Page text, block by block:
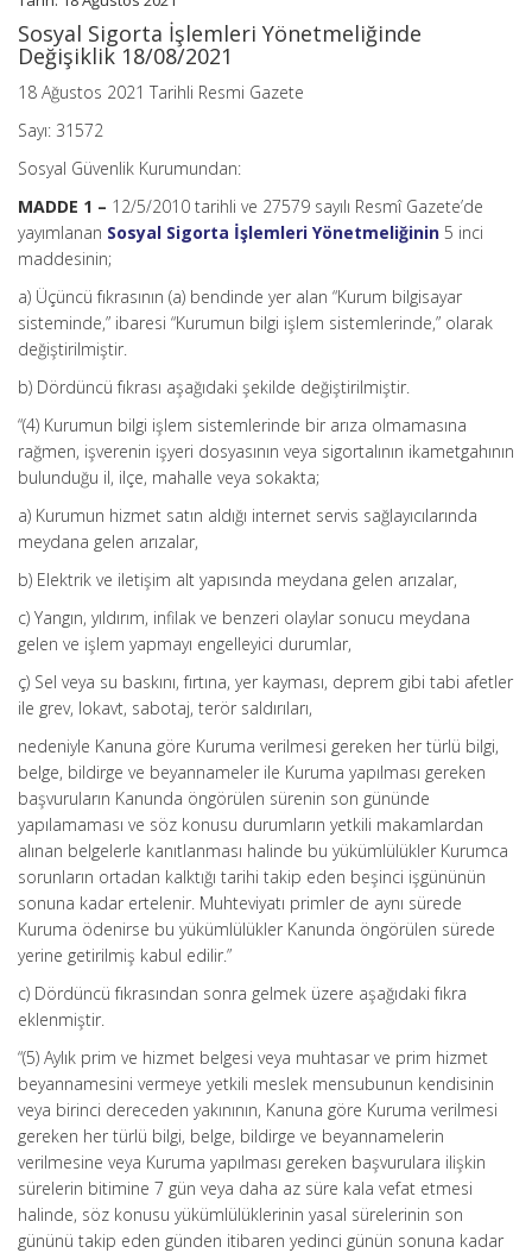
Sosyal Sigorta İşlemleri Yönetmeliğinde
Değişiklik 18/08/2021
18 Ağustos 2021 Tarihli Resmi Gazete
Sayı: 31572
Sosyal Güvenlik Kurumundan:
MADDE 1 – 12/5/2010 tarihli ve 27579 sayılı Resmî Gazete’de
yayımlanan Sosyal Sigorta İşlemleri Yönetmeliğinin 5 inci
maddesinin;
a) Üçüncü fıkrasının (a) bendinde yer alan “Kurum bilgisayar
sisteminde,” ibaresi “Kurumun bilgi işlem sistemlerinde,” olarak
değiştirilmiştir.
b) Dördüncü fıkrası aşağıdaki şekilde değiştirilmiştir.
“(4) Kurumun bilgi işlem sistemlerinde bir arıza olmamasına
rağmen, işverenin işyeri dosyasının veya sigortalının ikametgahının
bulunduğu il, ilçe, mahalle veya sokakta;
a) Kurumun hizmet satın aldığı internet servis sağlayıcılarında
meydana gelen arızalar,
b) Elektrik ve iletişim alt yapısında meydana gelen arızalar,
c) Yangın, yıldırım, infilak ve benzeri olaylar sonucu meydana
gelen ve işlem yapmayı engelleyici durumlar,
ç) Sel veya su baskını, fırtına, yer kayması, deprem gibi tabi afetler
ile grev, lokavt, sabotaj, terör saldırıları,
nedeniyle Kanuna göre Kuruma verilmesi gereken her türlü bilgi,
belge, bildirge ve beyannameler ile Kuruma yapılması gereken
başvuruların Kanunda öngörülen sürenin son gününde
yapılamaması ve söz konusu durumların yetkili makamlardan
alınan belgelerle kanıtlanması halinde bu yükümlülükler Kurumca
sorunların ortadan kalktığı tarihi takip eden beşinci işgününün
sonuna kadar ertelenir. Muhteviyatı primler de aynı sürede
Kuruma ödenirse bu yükümlülükler Kanunda öngörülen sürede
yerine getirilmiş kabul edilir.”
c) Dördüncü fıkrasından sonra gelmek üzere aşağıdaki fıkra
eklenmiştir.
“(5) Aylık prim ve hizmet belgesi veya muhtasar ve prim hizmet
beyannamesini vermeye yetkili meslek mensubunun kendisinin
veya birinci dereceden yakınının, Kanuna göre Kuruma verilmesi
gereken her türlü bilgi, belge, bildirge ve beyannamelerin
verilmesine veya Kuruma yapılması gereken başvurulara ilişkin
sürelerin bitimine 7 gün veya daha az süre kala vefat etmesi
halinde, söz konusu yükümlülüklerinin yasal sürelerinin son
gününü takip eden günden itibaren yedinci günün sonuna kadar